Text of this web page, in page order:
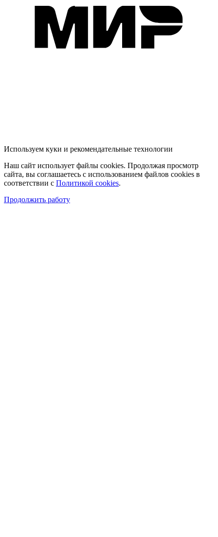
Используем куки и рекомендательные технологии
Наш сайт использует файлы cookies. Продолжая просмотр
сайта, вы соглашаетесь с использованием файлов cookies в
соответствии с Политикой cookies.
Продолжить работу